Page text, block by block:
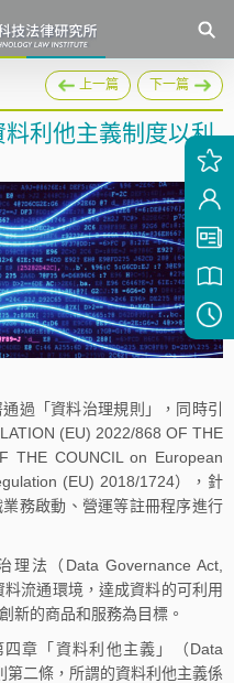
上一篇 下一篇
利他主義制度以利
「資料治理規則」，同時引
(EU) 2022/868 OF THE
THE COUNCIL on European
(EU) 2018/1724），針
務啟動、營運等註冊程序進行
法（Data Governance Act,
流通環境，達成資料的可利用
新的商品和服務為目標。
章「資料利他主義」（Data
二條，所謂的資料利他主義係